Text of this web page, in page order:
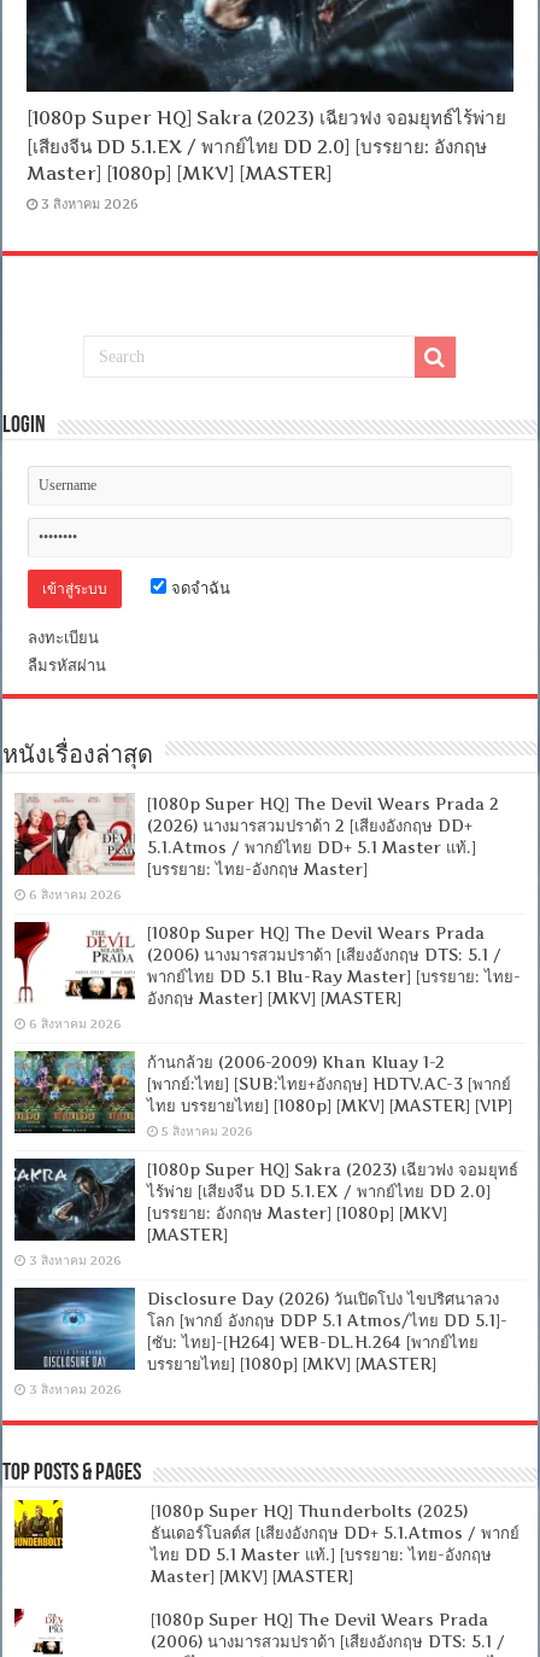
[1080p Super HQ] Sakra (2023) เฉียวฟง จอมยุทธ์ไร้พ่าย
[เสียงจีน DD 5.1.EX / พากย์ไทย DD 2.0] [บรรยาย: อังกฤษ
Master] [1080p] [MKV] [MASTER]
3 สิงหาคม 2026
Login
จดจำฉัน
ลงทะเบียน
ลืมรหัสผ่าน
หนังเรื่องล่าสุด
[1080p Super HQ] The Devil Wears Prada 2
(2026) นางมารสวมปราด้า 2 [เสียงอังกฤษ DD+
5.1.Atmos / พากย์ไทย DD+ 5.1 Master แท้.]
[บรรยาย: ไทย-อังกฤษ Master]
6 สิงหาคม 2026
[1080p Super HQ] The Devil Wears Prada
(2006) นางมารสวมปราด้า [เสียงอังกฤษ DTS: 5.1 /
พากย์ไทย DD 5.1 Blu-Ray Master] [บรรยาย: ไทย-
อังกฤษ Master] [MKV] [MASTER]
6 สิงหาคม 2026
ก้านกล้วย (2006-2009) Khan Kluay 1-2
[พากย์:ไทย] [SUB:ไทย+อังกฤษ] HDTV.AC-3 [พากย์
ไทย บรรยายไทย] [1080p] [MKV] [MASTER] [VIP]
5 สิงหาคม 2026
[1080p Super HQ] Sakra (2023) เฉียวฟง จอมยุทธ์
ไร้พ่าย [เสียงจีน DD 5.1.EX / พากย์ไทย DD 2.0]
[บรรยาย: อังกฤษ Master] [1080p] [MKV]
[MASTER]
3 สิงหาคม 2026
Disclosure Day (2026) วันเปิดโปง ไขปริศนาลวง
โลก [พากย์ อังกฤษ DDP 5.1 Atmos/ไทย DD 5.1]-
[ซับ: ไทย]-[H264] WEB-DL.H.264 [พากย์ไทย
บรรยายไทย] [1080p] [MKV] [MASTER]
3 สิงหาคม 2026
Top Posts & Pages
[1080p Super HQ] Thunderbolts (2025)
ธันเดอร์โบลต์ส [เสียงอังกฤษ DD+ 5.1.Atmos / พากย์
ไทย DD 5.1 Master แท้.] [บรรยาย: ไทย-อังกฤษ
Master] [MKV] [MASTER]
[1080p Super HQ] The Devil Wears Prada
(2006) นางมารสวมปราด้า [เสียงอังกฤษ DTS: 5.1 /